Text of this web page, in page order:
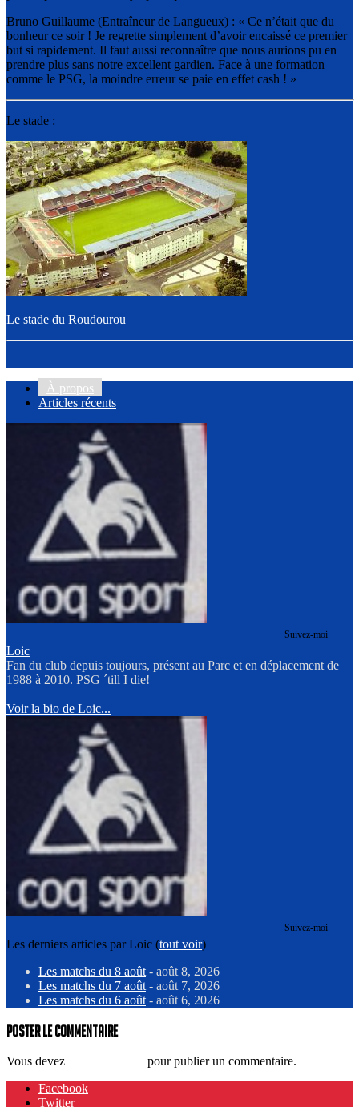
Bruno Guillaume (Entraîneur de Langueux) : « Ce n’était que du
bonheur ce soir ! Je regrette simplement d’avoir encaissé ce premier
but si rapidement. Il faut aussi reconnaître que nous aurions pu en
prendre plus sans notre excellent gardien. Face à une formation
comme le PSG, la moindre erreur se paie en effet cash ! »
Le stade :
Le stade du Roudourou
À propos
Articles récents
Suivez-moi
Loic
Fan du club depuis toujours, présent au Parc et en déplacement de
1988 à 2010. PSG ´till I die!
Voir la bio de Loic...
Suivez-moi
Les derniers articles par Loic (tout voir)
Les matchs du 8 août - août 8, 2026
Les matchs du 7 août - août 7, 2026
Les matchs du 6 août - août 6, 2026
Poster le commentaire
Vous devez
pour publier un commentaire.
Facebook
Twitter